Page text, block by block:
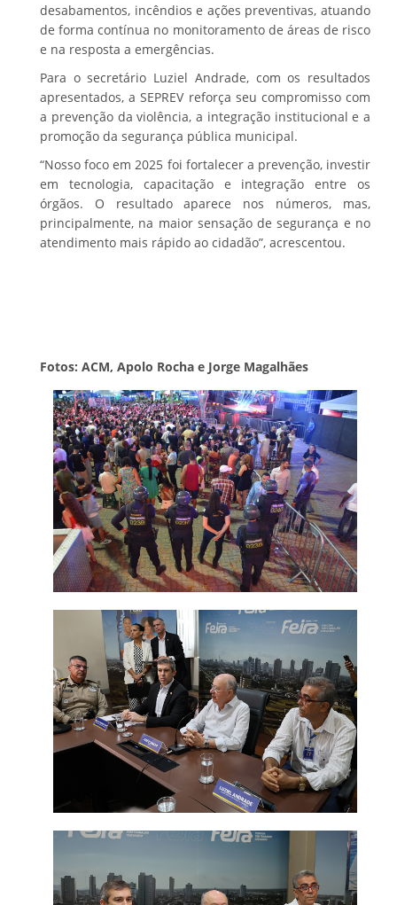
desabamentos, incêndios e ações preventivas, atuando
de forma contínua no monitoramento de áreas de risco
e na resposta a emergências.
Para o secretário Luziel Andrade, com os resultados
apresentados, a SEPREV reforça seu compromisso com
a prevenção da violência, a integração institucional e a
promoção da segurança pública municipal.
“Nosso foco em 2025 foi fortalecer a prevenção, investir
em tecnologia, capacitação e integração entre os
órgãos. O resultado aparece nos números, mas,
principalmente, na maior sensação de segurança e no
atendimento mais rápido ao cidadão”, acrescentou.
Fotos: ACM, Apolo Rocha e Jorge Magalhães